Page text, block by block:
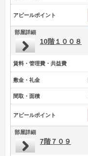
アピールポイント
部屋詳細
10階１００８
賃料・管理費・共益費
敷金・礼金
間取・面積
アピールポイント
部屋詳細
7階７０９